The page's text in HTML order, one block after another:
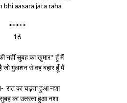
bhi aasara jata raha
*****
16
नहीं सुबह का खुमार* हूँ मैं
जो गुलशन से वह बहार हूँ मैं
रात का चढ़ता हुआ नशा
का उतरता हुआ नशा